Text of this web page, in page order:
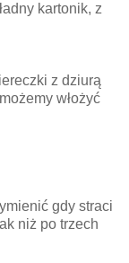
kartonik, z
z dziurą
włożyć
gdy straci
niż po trzech